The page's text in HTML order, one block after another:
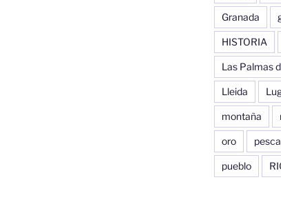
Granada
HISTORIA
Las Palmas
Lleida
montaña
oro pesca
pueblo